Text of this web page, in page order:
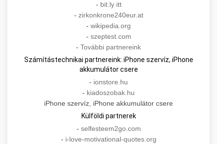
- bit.ly itt
- zirkonkrone240eur.at
- wikipedia.org
- szeptest.com
- További partnereink
Számítástechnikai partnereink: iPhone szervíz, iPhone
akkumulátor csere
- ionstore.hu
- kiadoszobak.hu
iPhone szervíz, iPhone akkumulátor csere
Külföldi partnerek
- selfesteem2go.com
- i-love-motivational-quotes.org